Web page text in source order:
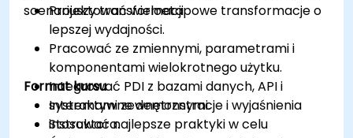
scenariuszy transformacji.
Projektować wieloetapowe transformacje o
lepszej wydajności.
Pracować ze zmiennymi, parametrami i
komponentami wielokrotnego użytku.
Integrować PDI z bazami danych, API i
systemami zewnętrznymi.
Stosować najlepsze praktyki w celu
Format kursu
Interaktywne demonstracje i wyjaśnienia
instruktora.